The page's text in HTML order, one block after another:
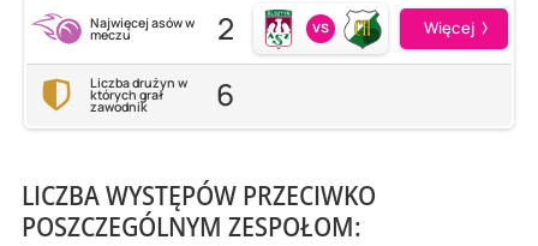
Najwięcej asów w
meczu 2 vs Więcej
Liczba drużyn w
których grał
zawodnik 6
LICZBA WYSTĘPÓW PRZECIWKO
POSZCZEGÓLNYM ZESPOŁOM: